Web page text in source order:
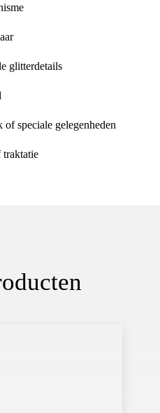
glitterdetails
speciale gelegenheden
traktatie